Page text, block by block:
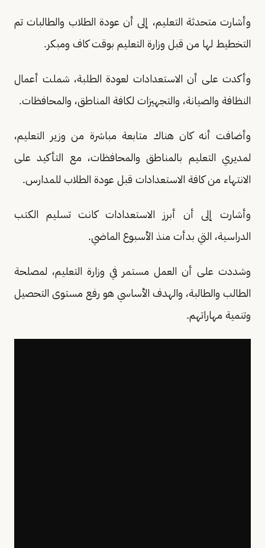
وأشارت متحدثة التعليم، إلى أن عودة الطلاب والطالبات تم
التخطيط لها من قبل وزارة التعليم بوقت كاف ومبكر.
وأكدت على أن الاستعدادات لعودة الطلبة، شملت أعمال
النظافة والصيانة، والتجهيزات لكافة المناطق، والمحافظات.
وأضافت أنه كان هناك متابعة مباشرة من وزير التعليم،
لمديري التعليم بالمناطق والمحافظات، مع التأكيد على
الانتهاء من كافة الاستعدادات قبل عودة الطلاب للمدارس.
وأشارت إلى أن أبرز الاستعدادات كانت تسليم الكتب
الدراسية، التي بدأت منذ الأسبوع الماضي.
وشددت على أن العمل مستمر في وزارة التعليم، لمصلحة
الطالب والطالبة، والهدف الأساسي هو رفع مستوى التحصيل
وتنمية مهاراتهم.